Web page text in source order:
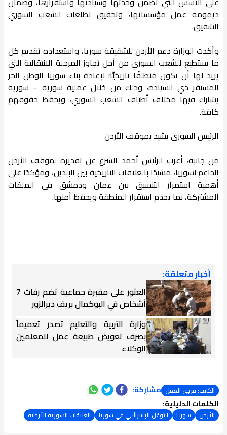
ديمومة عمل مؤسساتها، وتحقيق تطلعات الشعب السوري
الشقيق.
وأكدت الوزارة دعم الأردن للشقيقة سوريا، واستعداده تقديم كل
ما يستطيع للشعب السوري من أجل تجاوز المرحلة الانتقالية التي
يريد لها أن تكون منطلقًا تاريخيًّا؛ لإعادة بناء سوريا الوطن الحر
المستقر ذي السيادة، وذلك من خلال عملية سورية – سورية
يشارك فيها مختلف أطياف الشعب السوري، ويحفظ حقوقهم
كافة.
الرئيس السوري يشيد بموقف الأردن
من جانبه، أعرب الرئيس أحمد الشرع عن تقديره لموقف الأردن
الداعم لسوريا، مشيدًا بالعلاقات التاريخية بين البلدين، ومؤكدًا على
أهمية استمرار التنسيق بين عمان ودمشق في الملفات
المشتركة، بما يخدم استقرار المنطقة ويحفظ أمنها.
أخبار متعلقة:
العثور على مقبرة جماعية تضم رفات 7
أشخاص في البوكمال بريف ديرالزور
وزارة التربية والتعليم تصدر تعميماً
بصرف تعويض طبيعة عمل للمعلمين
الوكلاء
الكاتب: فريق العمل مشاركة:
الكلمات الدليلية:
الأردن سوريا التوغل الإسرائيلي في سوريا العلاقات السورية الأردنية